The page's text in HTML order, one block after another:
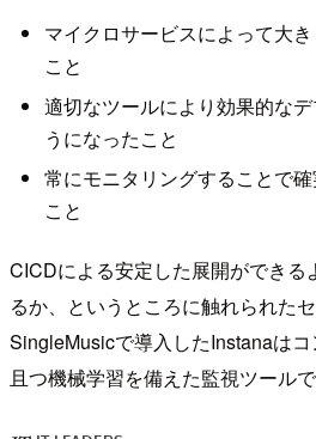
マイクロサービスによって大
こと
適切なツールにより効果的な
うになったこと
常にモニタリングすることで
こと
CICDによる安定した展開ができる
るか、というところに触れられた
SingleMusicで導入したInstanaはコ
且つ機械学習を備えた監視ツールで